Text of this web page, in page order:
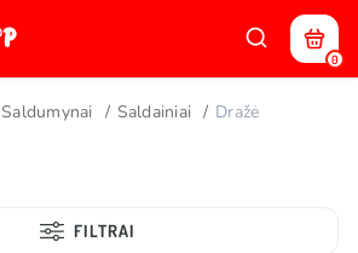
0
Saldumynai Saldainiai Dražė
FILTRAI